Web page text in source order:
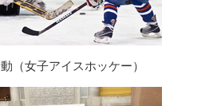
（女子アイスホッケー）